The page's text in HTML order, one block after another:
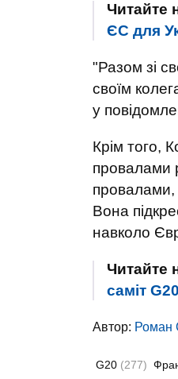
Читайте
ЄС для
"Разом зі
своїм
у
Крім того,
провалами
провалами,
Вона
навколо
Читайте
саміт
Автор: Роман
G20 (277)